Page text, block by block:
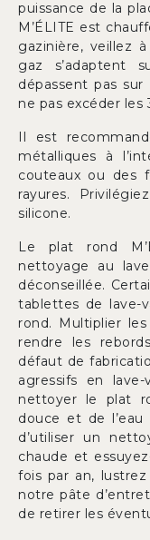
puissance de la
M’ÉLITE est
gazinière, veillez
gaz s’adaptent
dépassent pas
ne pas excéder les
Il est
métalliques à
couteaux ou des
rayures.
silicone.
Le plat rond
nettoyage au
déconseillée.
tablettes de lave-
rond. Multiplier
rendre les
défaut de
agressifs en
nettoyer le plat
douce et de l’eau
d’utiliser un
chaude et
fois par an,
notre pâte
de retirer les